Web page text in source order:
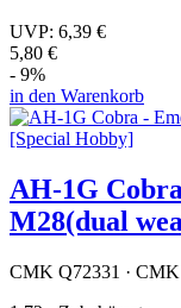
UVP: 6,39 €
5,80 €
- 9%
in den Warenkorb
AH-1G
M28(dual
CMK Q72331 · CMK